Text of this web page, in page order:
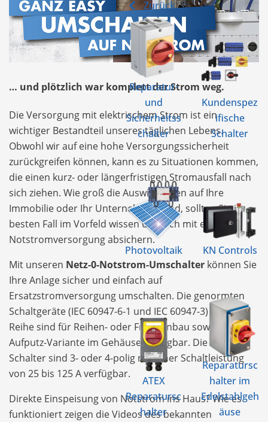
Reparatur-
und
Sicherheitss
chalter
Kundenspez
ifische
Schalter
Photovoltaik KN Controls
ATEX
Reparatursc
halter
Reparatursc
halter im
Edelstahlgeh
äuse
Zurück
… und plötzlich war komplett der Strom weg.
Die Versorgung mit elektrischem Strom ist ein
wichtiger Bestandteil unseres täglichen Lebens.
Obwohl wir auf eine hohe Versorgungssicherheit
zurückgreifen können, kann es zu Situationen kommen,
die einen kurz- oder längerfristigen Stromausfall nach
sich ziehen. Wie groß die Auswirkungen auf Ihre
Immobilie oder Ihr Unternehmen sind, sollten Sie im
besten Fall im Vorfeld wissen und sich mit einer
Notstromversorgung absichern.
Mit unseren Netz-0-Notstrom-Umschalter können Sie
Ihre Anlage sicher und einfach auf
Ersatzstromversorgung umschalten. Die genormten
Schaltgeräte (IEC 60947-6-1 und IEC 60947-3) der KG-
Reihe sind für Reihen- oder Fronteinbau sowie als
Aufputz-Variante im Gehäuse verfügbar. Die KG-
Schalter sind 3- oder 4-polig mit einer Schaltleistung
von 25 bis 125 A verfügbar.
Direkte Einspeisung von Notstrom ins Haus? Wie es
funktioniert zeigen die Videos des bekannten